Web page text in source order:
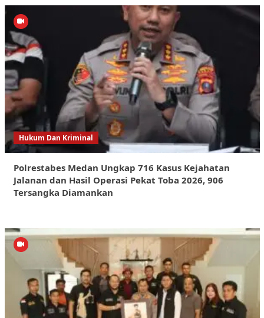
Hukum Dan Kriminal
Polrestabes Medan Ungkap 716 Kasus Kejahatan
Jalanan dan Hasil Operasi Pekat Toba 2026, 906
Tersangka Diamankan